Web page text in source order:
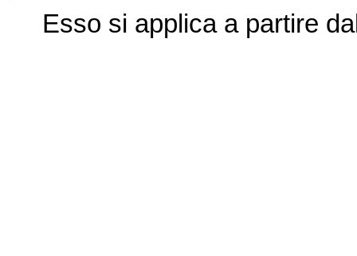
Esso si applica a partire